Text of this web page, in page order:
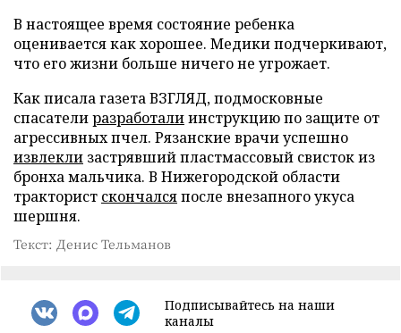
В настоящее время состояние ребенка
оценивается как хорошее. Медики подчеркивают,
что его жизни больше ничего не угрожает.
Как писала газета ВЗГЛЯД, подмосковные
спасателиразработалиинструкцию по защите от
агрессивных пчел. Рязанские врачи успешно
извлекли застрявший пластмассовый свисток из
бронха мальчика. В Нижегородской области
тракторист скончалсяпосле внезапного укуса
шершня.
Текст: Денис Тельманов
Подписывайтесь на наши
каналы